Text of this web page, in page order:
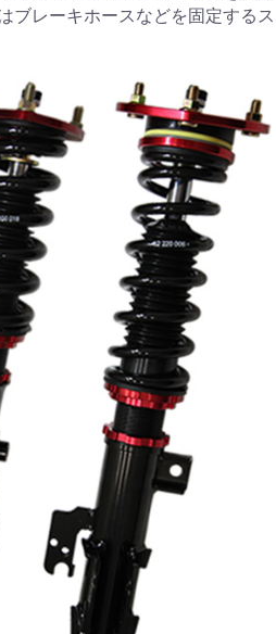
ブレーキホースなどを固定するス